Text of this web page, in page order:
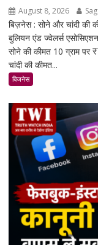
August 8, 2026
बिज़नेस : सोने और चांदी की
बुलियन एंड ज्वेलर्स
सोने की कीमत 10 ग्राम
चांदी की कीमत...
बिजनेस